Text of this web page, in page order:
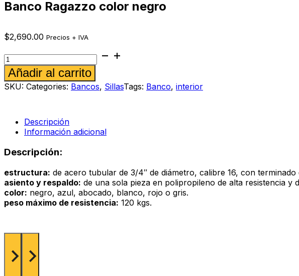
Banco Ragazzo color negro
$2,690.00 Precios + IVA
Banco
Ragazzo
color
negro
cantidad
Añadir al carrito
SKU: Categories: Bancos, SillasTags: Banco, interior
Descripción
Información adicional
Descripción:
estructura: de acero tubular de 3/4″ de diámetro, calibre 16, con terminado
asiento y respaldo: de una sola pieza en polipropileno de alta resistencia y
color: negro, azul, abocado, blanco, rojo o gris.
peso máximo de resistencia: 120 kgs.